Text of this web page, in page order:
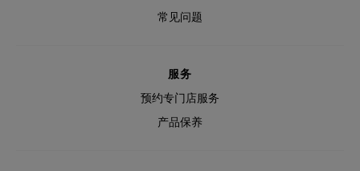
常见问题
服务
预约专门店服务
产品保养